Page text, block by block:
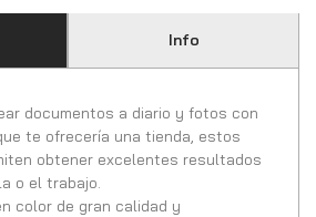
Info
documentos a diario y fotos con
te ofrecería una tienda, estos
obtener excelentes resultados
o el trabajo.
color de gran calidad y